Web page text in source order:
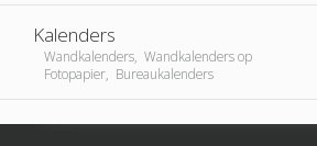
Kalenders
Wandkalenders, Wandkalenders op
Fotopapier, Bureaukalenders